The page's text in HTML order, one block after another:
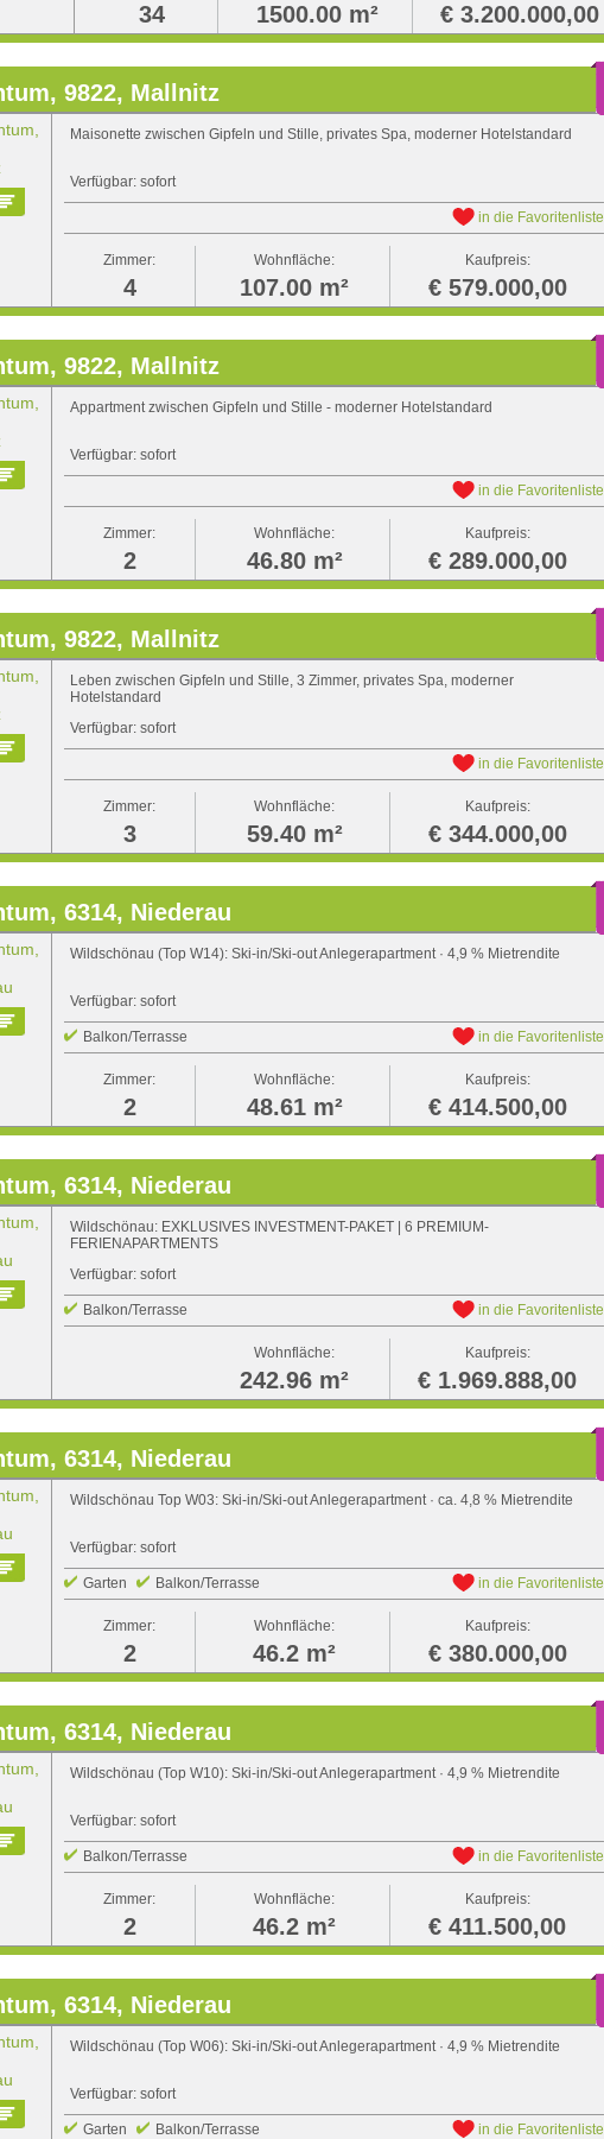
34 1500.00 m² € 3.200.000,00
9822, Mallnitz
Maisonette zwischen Gipfeln und Stille, privates Spa, moderner Hotelstandard
Verfügbar: sofort
in die Favoritenliste
Zimmer:
4
Wohnfläche:
107.00 m²
Kaufpreis:
€ 579.000,00
9822, Mallnitz
Appartment zwischen Gipfeln und Stille - moderner Hotelstandard
Verfügbar: sofort
in die Favoritenliste
Zimmer:
2
Wohnfläche:
46.80 m²
Kaufpreis:
€ 289.000,00
9822, Mallnitz
Leben zwischen Gipfeln und Stille, 3 Zimmer, privates Spa, moderner
Hotelstandard
Verfügbar: sofort
in die Favoritenliste
Zimmer:
3
Wohnfläche:
59.40 m²
Kaufpreis:
€ 344.000,00
6314, Niederau
Wildschönau (Top W14): Ski-in/Ski-out Anlegerapartment · 4,9 % Mietrendite
Verfügbar: sofort
Balkon/Terrasse in die Favoritenliste
Zimmer:
2
Wohnfläche:
48.61 m²
Kaufpreis:
€ 414.500,00
6314, Niederau
Wildschönau: EXKLUSIVES INVESTMENT-PAKET | 6 PREMIUM-
FERIENAPARTMENTS
Verfügbar: sofort
Balkon/Terrasse in die Favoritenliste
Wohnfläche:
242.96 m²
Kaufpreis:
€ 1.969.888,00
6314, Niederau
Wildschönau Top W03: Ski-in/Ski-out Anlegerapartment · ca. 4,8 % Mietrendite
Verfügbar: sofort
Garten Balkon/Terrasse in die Favoritenliste
Zimmer:
2
Wohnfläche:
46.2 m²
Kaufpreis:
€ 380.000,00
6314, Niederau
Wildschönau (Top W10): Ski-in/Ski-out Anlegerapartment · 4,9 % Mietrendite
Verfügbar: sofort
Balkon/Terrasse in die Favoritenliste
Zimmer:
2
Wohnfläche:
46.2 m²
Kaufpreis:
€ 411.500,00
6314, Niederau
Wildschönau (Top W06): Ski-in/Ski-out Anlegerapartment · 4,9 % Mietrendite
Verfügbar: sofort
Garten Balkon/Terrasse in die Favoritenliste